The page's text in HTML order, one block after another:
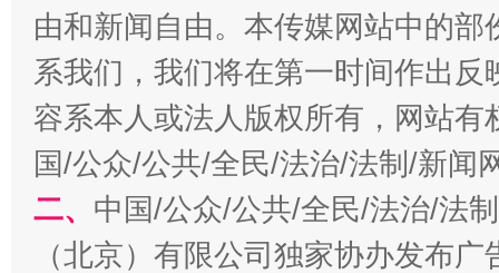
习近平的博鳌关键词
魏明亮
由和新闻自由。本传媒网站中的
系我们，我们将在第一时间作出
容系本人或法人版权所有，网站
国/公众/公共/全民/法治/法制/新闻
二、 中国/公众/公共/全民/法治/法
（北京）有限公司独家协办发布